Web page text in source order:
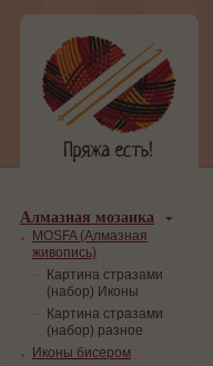
Алмазная мозаика
MOSFA (Алмазная
живопись)
Картина стразами
(набор) Иконы
Картина стразами
(набор) разное
Иконы бисером